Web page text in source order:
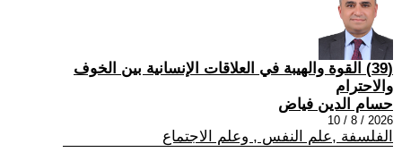
(39) القوة والهيبة في العلاقات الإنسانية بين الخوف
والاحترام
حسام الدين فياض
2026 / 8 / 10
الفلسفة ,علم النفس , وعلم الاجتماع